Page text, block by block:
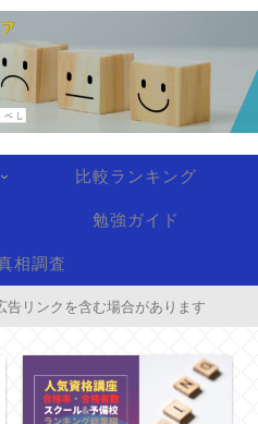
比較ランキング
勉強ガイド
相調査
告リンクを含む場合があります